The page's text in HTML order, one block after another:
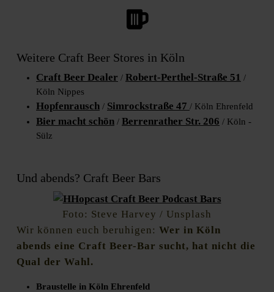
Weitere Craft Beer Stores in Köln
Craft Beer Dealer / Robert-Perthel-Straße 51 /
Köln Nippes
Hopfenrausch / Simrockstraße 47 / Köln Ehrenfeld
Bier macht schön / Berrenrather Str. 206 / Köln -
Sülz
Und abends? Craft Beer Bars
Foto: Steve Harvey / Unsplash
Wir können euch beruhigen: Wer in Köln
abends eine Craft Beer-Bar sucht, hat nicht die
Qual der Wahl.
Braustelle in Köln Ehrenfeld